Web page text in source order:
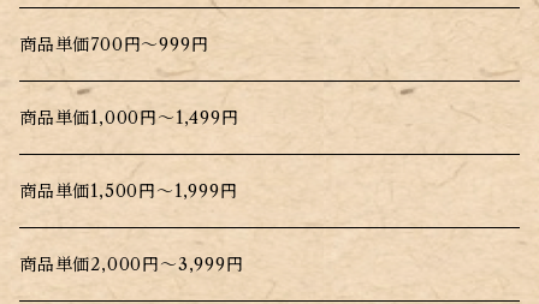
商品単価700円～999円
商品単価1,000円～1,499円
商品単価1,500円～1,999円
商品単価2,000円～3,999円